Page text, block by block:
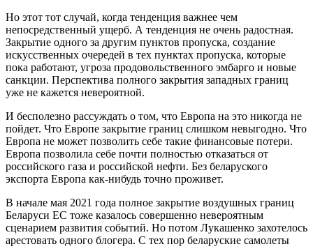
Но этот тот случай, когда тенденция важнее чем
непосредственный ущерб. А тенденция не очень радостная.
Закрытие одного за другим пунктов пропуска, создание
искусственных очередей в тех пунктах пропуска, которые
пока работают, угроза продовольственного эмбарго и новые
санкции. Перспектива полного закрытия западных границ
уже не кажется невероятной.
И бесполезно рассуждать о том, что Европа на это никогда не
пойдет. Что Европе закрытие границ слишком невыгодно. Что
Европа не может позволить себе такие финансовые потери.
Европа позволила себе почти полностью отказаться от
российского газа и российской нефти. Без беларуского
экспорта Европа как-нибудь точно проживет.
В начале мая 2021 года полное закрытие воздушных границ
Беларуси ЕС тоже казалось совершенно невероятным
сценарием развития событий. Но потом Лукашенко захотелось
арестовать одного блогера. С тех пор беларуские самолеты